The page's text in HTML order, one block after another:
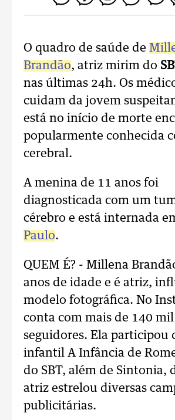
O quadro de saúde de
Brandão, atriz mirim do
nas últimas 24h. Os
cuidam da jovem
está no início de morte
popularmente conhecida
cerebral.
A menina de 11 anos foi
diagnosticada com um
cérebro e está internada
Paulo.
QUEM É? - Millena
anos de idade e é atriz,
modelo fotográfica. No
conta com mais de 140 mil
seguidores. Ela participou
infantil A Infância de
do SBT, além de Sintonia,
atriz estrelou diversas
publicitárias.